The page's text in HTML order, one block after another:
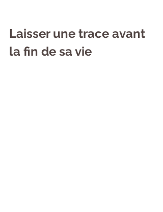
Laisser une trace avant
la fin de sa vie